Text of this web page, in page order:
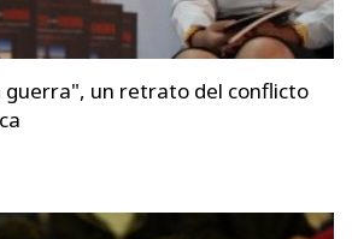
guerra", un retrato del conflicto